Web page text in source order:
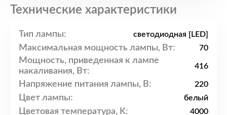
Технические характеристики
Тип лампы: светодиодная [LED]
Максимальная мощность лампы, Вт: 70
Мощность, приведенная к лампе
накаливания, Вт:
416
Напряжение питания лампы, В: 220
Цвет лампы: белый
Цветовая температура, K: 4000